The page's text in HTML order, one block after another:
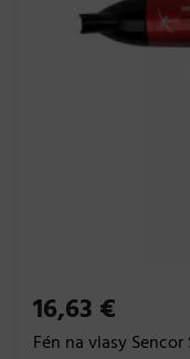
16,63 €
Fén na vlasy